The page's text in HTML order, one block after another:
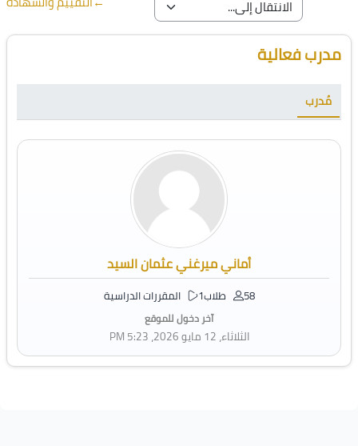
الكتل
تجاوز [Cocoon] Course Instructor
مدرب فعالية
مُدرب
أماني ميرغني عثمان السيد
58 طلاب 1 المقررات الدراسية
آخر دخول للموقع
الثلاثاء، 12 مايو 2026، 5:23 PM